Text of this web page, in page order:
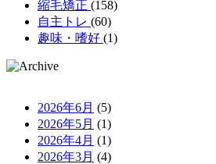
縮毛矯正 (158)
自主トレ (60)
趣味・嗜好 (1)
2026年6月 (5)
2026年5月 (1)
2026年4月 (1)
2026年3月 (4)